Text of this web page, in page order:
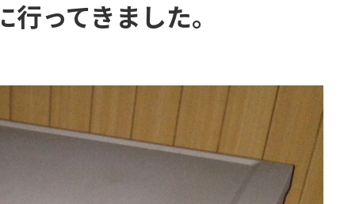
ってきました。